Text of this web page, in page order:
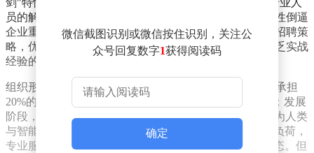
员的解决方案，也可能在基础任务中表现不佳。这种特性倒逼
企业重新定义人才标准，部分北美科技公司已率先调整招聘策
略，优先录用具备扎实基础能力的资深从业者，而非缺乏实战
经验的应届毕业生。
组织形态的进化路径已清晰可见：初期阶段，AI将稳定承担
20%的常规工作，员工需掌握任务拆解与结果优化能力；发展
阶段，人机协作比例将升至60%-70%，跨部门协作转变为人类
与智能体的协同；成熟阶段，AI将完成95%以上的工作负荷，
专业服务呈现平台化特征，催生大量"一人公司"新型业态。但
微信截图识别或微信按住识别，关注公
众号回复数字1获得阅读码
确定